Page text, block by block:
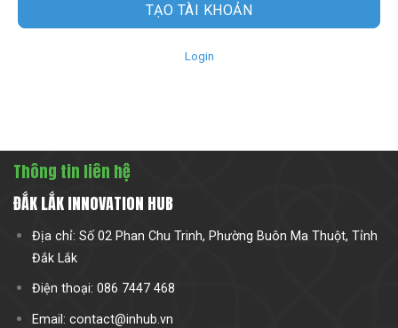
TẠO TÀI KHOẢN
Login
Thông tin liên hệ
ĐẮK LẮK INNOVATION HUB
Địa chỉ: Số 02 Phan Chu Trinh, Phường Buôn Ma Thuột, Tỉnh
Đắk Lắk
Điện thoại: 086 7447 468
Email: contact@inhub.vn